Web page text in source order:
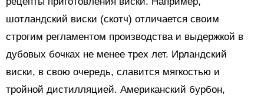
шотландский виски (скотч) отличается своим
строгим регламентом производства и выдержкой в
дубовых бочках не менее трех лет. Ирландский
виски, в свою очередь, славится мягкостью и
тройной дистилляцией. Американский бурбон,